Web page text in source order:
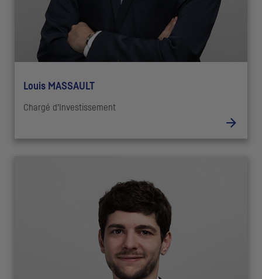
Louis MASSAULT
Chargé d’Investissement